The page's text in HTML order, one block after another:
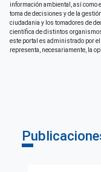
información ambiental, así como
toma de decisiones y de la
ciudadania y los tomadores de
científica de distintos
este portal es administrado por
representa, necesariamente, la